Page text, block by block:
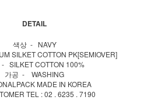
DETAIL
색상 - NAVY
SILKET COTTON PK[SEMIOVER]
SILKET COTTON 100%
가공 - WASHING
MADE IN KOREA
TEL : 02 . 6235 . 7190